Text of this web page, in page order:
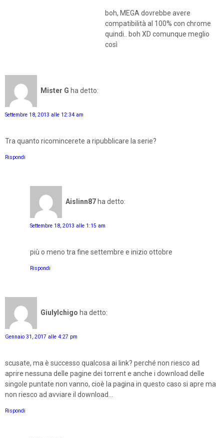
boh, MEGA dovrebbe avere
compatibilità al 100% con chrome
quindi.. boh XD comunque meglio
così
Mister G ha detto:
Settembre 18, 2013 alle 12:34 am
Tra quanto ricomincerete a ripubblicare la serie?
Rispondi
Aislinn87 ha detto:
Settembre 18, 2013 alle 1:15 am
più o meno tra fine settembre e inizio ottobre
Rispondi
GiulyIchigo ha detto:
Gennaio 31, 2017 alle 4:27 pm
scusate, ma è successo qualcosa ai link? perché non riesco ad
aprire nessuna delle pagine dei torrent e anche i download delle
singole puntate non vanno, cioè la pagina in questo caso si apre ma
non riesco ad avviare il download...
Rispondi